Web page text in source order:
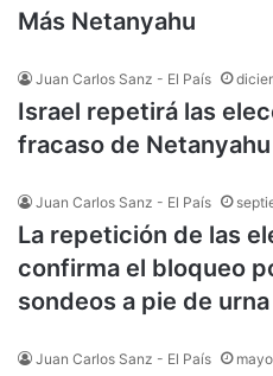
Más Netanyahu
Juan Carlos Sanz - El País
Israel repetirá las
fracaso de
Juan Carlos Sanz - El País
La repetición de las
confirma el bloqueo
sondeos a pie de urna
Juan Carlos Sanz - El País